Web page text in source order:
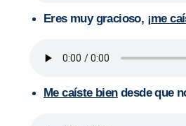
Eres muy gracioso, ¡me
Me caíste biendesde que